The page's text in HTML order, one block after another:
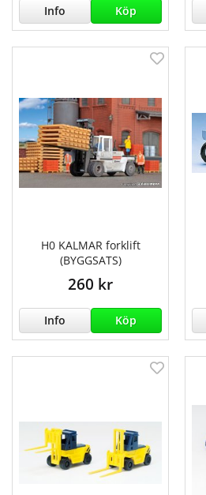
Info Köp
H0 KALMAR forklift
(BYGGSATS)
260 kr
Info Köp